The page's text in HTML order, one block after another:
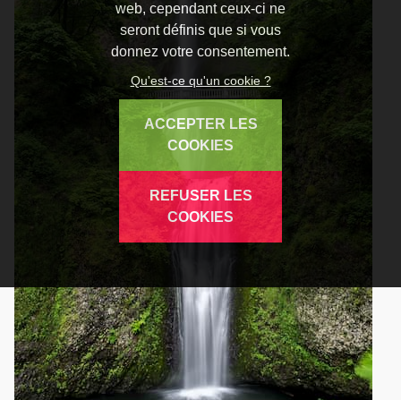
web, cependant ceux-ci ne
seront définis que si vous
donnez votre consentement.
Qu'est-ce qu'un cookie ?
ACCEPTER LES
COOKIES
REFUSER LES
COOKIES